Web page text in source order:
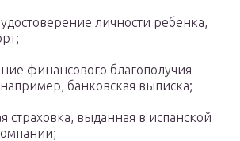
личности ребенка,
финансового благополучия
банковская выписка;
страховка, выданная в испанской